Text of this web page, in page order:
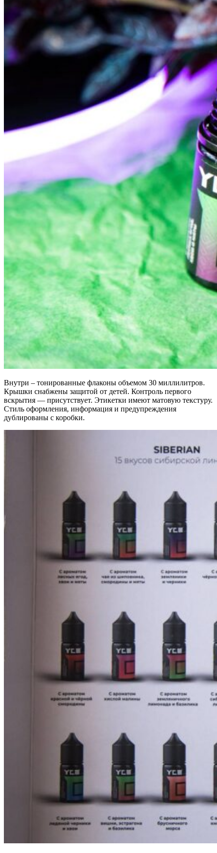
Внутри – тонированные флаконы объемом 30 миллилитров.
Крышки снабжены защитой от детей. Контроль первого
вскрытия — присутствует. Этикетки имеют матовую текстуру.
Стиль оформления, информация и предупреждения
дублированы с коробки.